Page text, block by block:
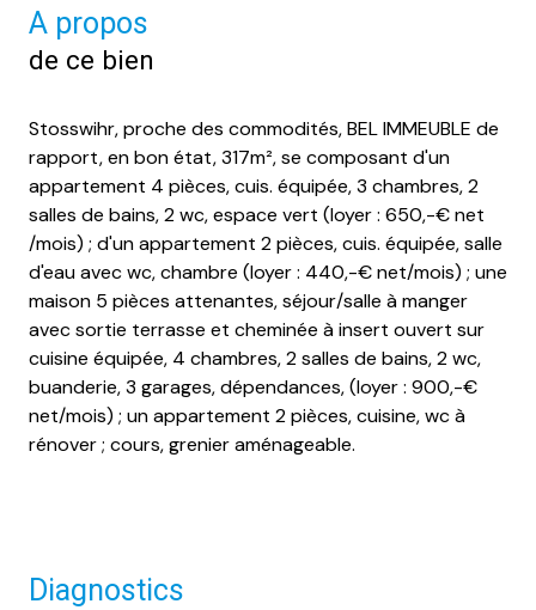
A propos
de ce bien
Stosswihr, proche des commodités, BEL IMMEUBLE de
rapport, en bon état, 317m², se composant d'un
appartement 4 pièces, cuis. équipée, 3 chambres, 2
salles de bains, 2 wc, espace vert (loyer : 650,-€ net
/mois) ; d'un appartement 2 pièces, cuis. équipée, salle
d'eau avec wc, chambre (loyer : 440,-€ net/mois) ; une
maison 5 pièces attenantes, séjour/salle à manger
avec sortie terrasse et cheminée à insert ouvert sur
cuisine équipée, 4 chambres, 2 salles de bains, 2 wc,
buanderie, 3 garages, dépendances, (loyer : 900,-€
net/mois) ; un appartement 2 pièces, cuisine, wc à
rénover ; cours, grenier aménageable.
Diagnostics